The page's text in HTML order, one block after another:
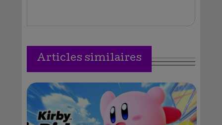
Articles similaires